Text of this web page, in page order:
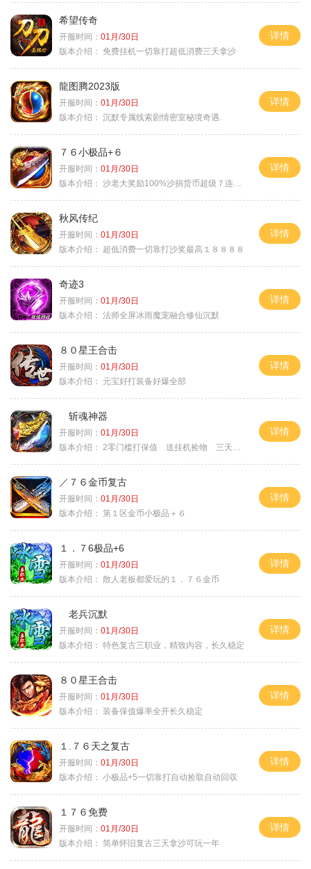
希望传奇
开服时间： 01月/30日
版本介绍： 免费挂机一切靠打超低消费三天拿沙
详情
龍图腾2023版
开服时间： 01月/30日
版本介绍： 沉默专属线索剧情密室秘境奇遇.
详情
７６小极品+６
开服时间： 01月/30日
版本介绍： 沙老大奖励100%沙捐货币超级７连鞭尸
详情
秋风传纪
开服时间： 01月/30日
版本介绍：
超低消费一切靠打沙奖最高１８８８８
详情
奇迹3
开服时间： 01月/30日
版本介绍： 法师全屏冰雨魔宠融合修仙沉默
详情
８０星王合击
开服时间： 01月/30日
版本介绍：
元宝好打装备好爆全部
详情
斩魂神器
开服时间： 01月/30日
版本介绍： 2零门槛打保值 送挂机捡物 三天合区
详情
／７６金币复古
开服时间： 01月/30日
版本介绍： 第１区金币小极品＋６
详情
１．７6极品+6
开服时间： 01月/30日
版本介绍： 散人老板都爱玩的１．７６金币
详情
老兵沉默
开服时间： 01月/30日
版本介绍： 特色复古三职业，精致内容，长久稳定
详情
８０星王合击
开服时间： 01月/30日
版本介绍： 装备保值爆率全开长久稳定
详情
１.７６天之复古
开服时间： 01月/30日
版本介绍： 小极品+5一切靠打自动捡取自动回収
详情
１７６免费
开服时间： 01月/30日
版本介绍： 简单怀旧复古三天拿沙可玩一年
详情